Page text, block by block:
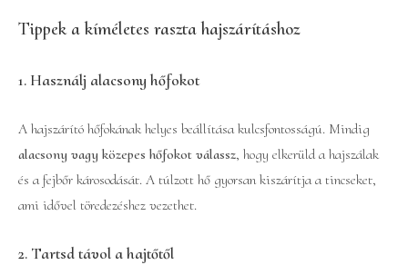
Tippek a kíméletes raszta hajszárításhoz
1. Használj alacsony hőfokot
A hajszárító hőfokának helyes beállítása kulcsfontosságú. Mindig
alacsony vagy közepes hőfokot válassz, hogy elkerüld a hajszálak
és a fejbőr károsodását. A túlzott hő gyorsan kiszárítja a tincseket,
ami idővel töredezéshez vezethet.
2. Tartsd távol a hajtőtől